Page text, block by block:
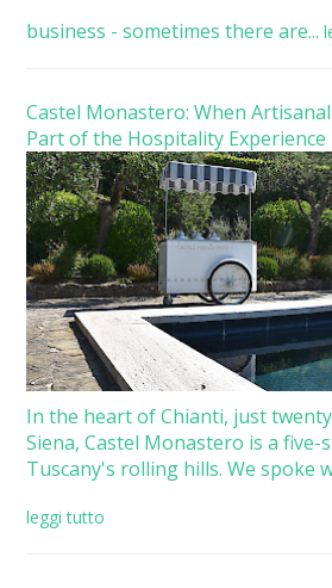
business - sometimes there are...
Castel Monastero: When
Part of the Hospitality Experience
In the heart of Chianti, just
Siena, Castel Monastero is a
Tuscany's rolling hills. We spoke
leggi tutto